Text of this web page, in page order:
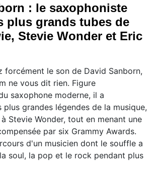
: le saxophoniste
plus grands tubes de
Stevie Wonder et Eric
forcément le son de David Sanborn,
ne vous dit rien. Figure
saxophone moderne, il a
plus grandes légendes de la musique,
Stevie Wonder, tout en menant une
par six Grammy Awards.
d'un musicien dont le souffle a
soul, la pop et le rock pendant plus